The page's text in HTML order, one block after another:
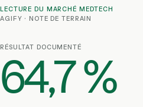
LECTURE DU MARCHÉ MEDTECH
AGIFY · NOTE DE TERRAIN
RÉSULTAT DOCUMENTÉ
64,7 %